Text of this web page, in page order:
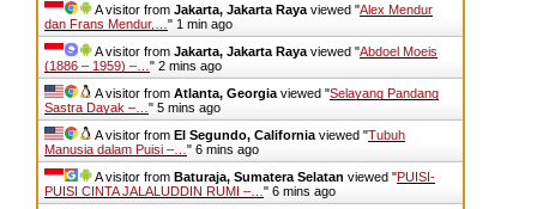
A visitor from Jakarta, Jakarta Raya viewed "Alex Mendur
dan Frans Mendur,… " 1 min ago
A visitor from Jakarta, Jakarta Raya viewed "Abdoel Moeis
(1886 – 1959) –… " 2 mins ago
A visitor from Atlanta, Georgia viewed "Selayang Pandang
Sastra Dayak –… " 5 mins ago
A visitor from El Segundo, California viewed "Tubuh
Manusia dalam Puisi –… " 6 mins ago
A visitor from Baturaja, Sumatera Selatan viewed "PUISI-
PUISI CINTA JALALUDDIN RUMI –… " 6 mins ago